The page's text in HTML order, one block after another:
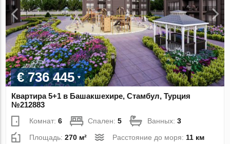
€ 736 445
Квартира 5+1 в Башакшехире, Стамбул, Турция
№212883
Комнат:6 Спален:5 Ванных:3
Площадь:270 м² Расстояние до моря: 11 км